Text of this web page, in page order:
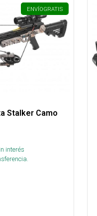
ENVÍOGRATIS
Stalker Camo
interés